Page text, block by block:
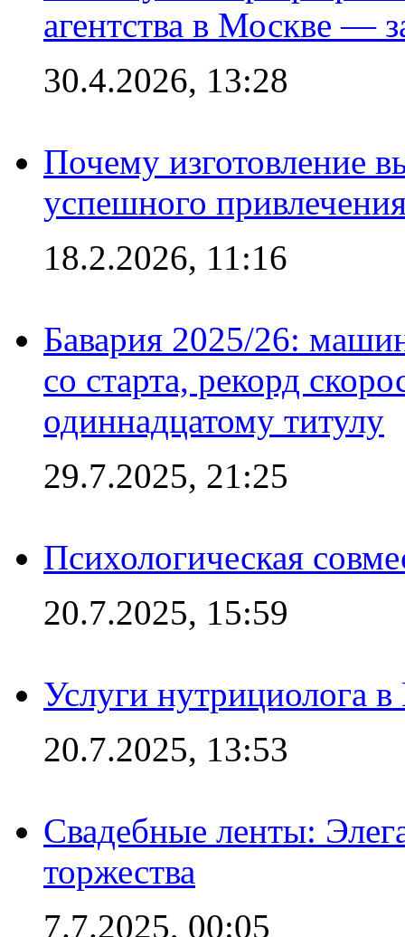
агентства в Москве —
30.4.2026, 13:28
Почему изготовление
успешного
18.2.2026, 11:16
Бавария 2025/26:
со старта, рекорд
одиннадцатому титулу
29.7.2025, 21:25
Психологическая
20.7.2025, 15:59
Услуги нутрициолога
20.7.2025, 13:53
Свадебные ленты:
торжества
7.7.2025, 00:05